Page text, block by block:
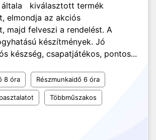
általa kiválasztott termék
elmondja az akciós
majd felveszi a rendelést. A
készítmények. Jó
készség, csapatjátékos, pontos...
8 óra Részmunkaidő 6 óra
Többműszakos